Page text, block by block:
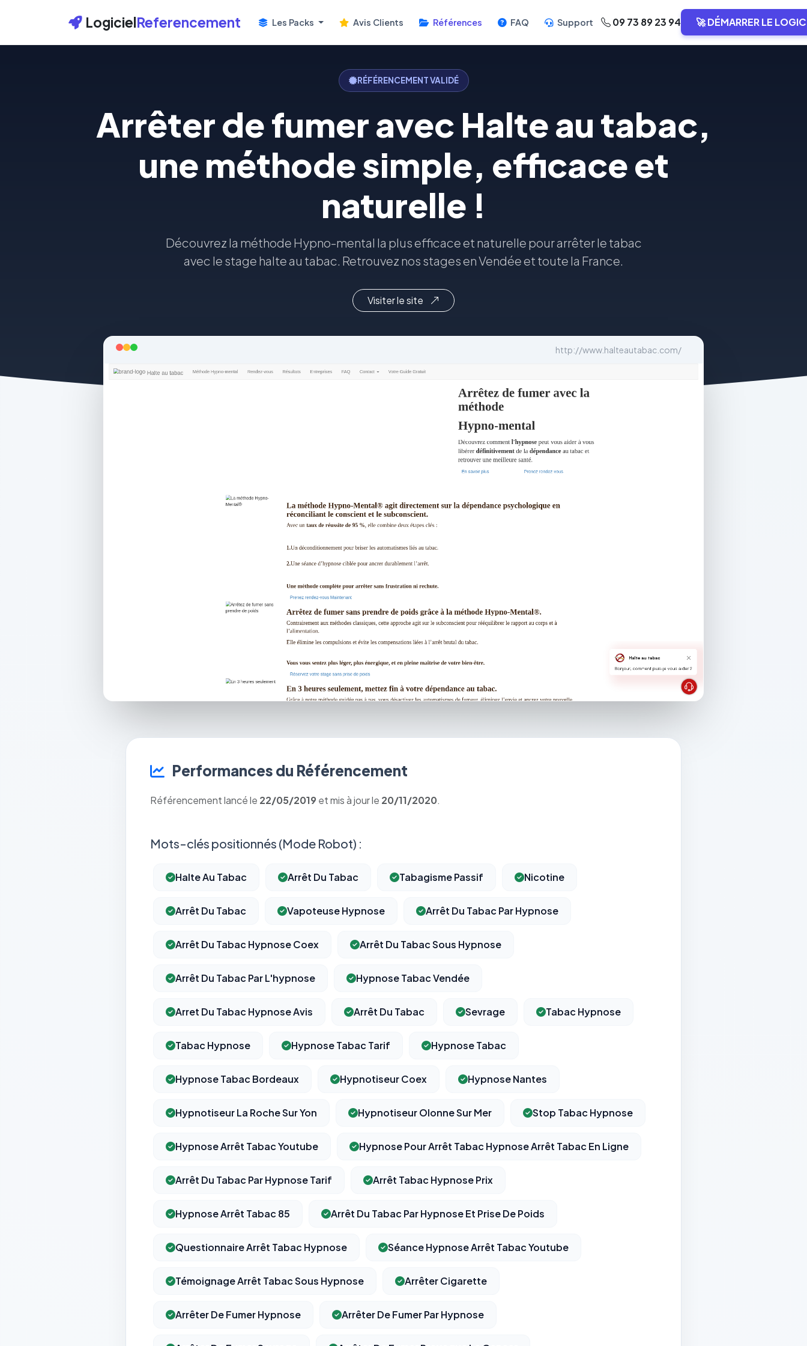
LogicielReferencement Les Packs Avis Clients Références FAQ Support 09 73 89 23 94 🚀 DÉMARRER LE
RÉFÉRENCEMENT VALIDÉ
Arrêter de fumer avec Halte au tabac,
une méthode simple, efficace et
naturelle !
Découvrez la méthode Hypno-mental la plus efficace et naturelle pour arrêter le tabac
avec le stage halte au tabac. Retrouvez nos stages en Vendée et toute la France.
Visiter le site
http://www.halteautabac.com/
Performances du Référencement
Référencement lancé le 22/05/2019 et mis à jour le 20/11/2020.
Mots-clés positionnés (Mode Robot) :
Halte Au Tabac Arrêt Du Tabac Tabagisme Passif Nicotine
Arrêt Du Tabac Vapoteuse Hypnose Arrêt Du Tabac Par Hypnose
Arrêt Du Tabac Hypnose Coex Arrêt Du Tabac Sous Hypnose
Arrêt Du Tabac Par L'hypnose Hypnose Tabac Vendée
Arret Du Tabac Hypnose Avis Arrêt Du Tabac Sevrage Tabac Hypnose
Tabac Hypnose Hypnose Tabac Tarif Hypnose Tabac
Hypnose Tabac Bordeaux Hypnotiseur Coex Hypnose Nantes
Hypnotiseur La Roche Sur Yon Hypnotiseur Olonne Sur Mer Stop Tabac Hypnose
Hypnose Arrêt Tabac Youtube Hypnose Pour Arrêt Tabac Hypnose Arrêt Tabac En Ligne
Arrêt Du Tabac Par Hypnose Tarif Arrêt Tabac Hypnose Prix
Hypnose Arrêt Tabac 85 Arrêt Du Tabac Par Hypnose Et Prise De Poids
Questionnaire Arrêt Tabac Hypnose Séance Hypnose Arrêt Tabac Youtube
Témoignage Arrêt Tabac Sous Hypnose Arrêter Cigarette
Arrêter De Fumer Hypnose Arrêter De Fumer Par Hypnose
⚙️
Cookies essentiels TOUJOURS ACTIF
mémorisation de vos choix de consentement. Ils ne peuvent
pas être désactivés.
Nous aident à comprendre comment vous utilisez le site
(pages visitées, durée de visite) pour l'améliorer. Données